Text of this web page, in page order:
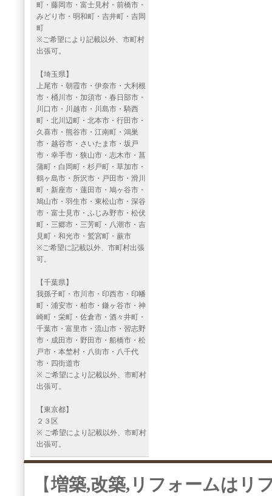
町・藤岡市・富士見村・前橋市・
みどり市・明和町・吉井町・吉岡
町
※ご希望により記載以外、市町村
出張可。
【埼玉県】
上尾市・朝霞市・伊奈市・大利根
市・桶川市・加須市・春日部市・
川口市・川越市・川島市・騎西
町・北川辺町・北本市・行田市・
久喜市・熊谷市・江南町・鴻巣
市・越谷市・さいたま市・坂戸
市・幸手市・狭山市・志木市・菖
蒲町・白岡町・杉戸町・草加市・
鶴ヶ島市・所沢市・戸田市・滑川
町・新座市・蓮田市・鳩ヶ谷市・
鳩山市・羽生市・東松山市・深谷
市・富士見市・ふじみ野市・松伏
町・三郷市・三芳町・八潮市・吉
見町・和光市・鷲宮町・蕨市
※ご希望に記載以外、市町村出張
可。
【千葉県】
我孫子町・市川市・印西市・印幡
町・浦安市・柏市・鎌ヶ谷市・神
崎町・栄町・佐倉市・酒々井町・
千葉市・富里市・流山市・習志野
市・成田市・野田市・船橋市・松
戸市・本埜村・八街市・八千代
市・四街道市
※ ご希望により記載以外、市町村
出張可。
【東京都】
２３区
※ ご希望により記載以外、市町村
出張可。
【増築,改築,リフォームはリ